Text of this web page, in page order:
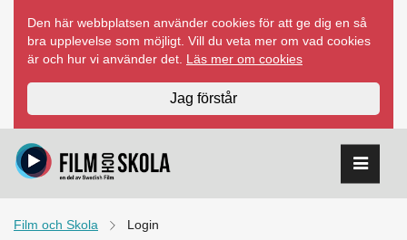
innehåll
Den här webbplatsen använder cookies för att ge dig en så
bra upplevelse som möjligt. Vill du veta mer om vad cookies
är och hur vi använder det. Läs mer om cookies
Jag förstår
Film och Skola Login